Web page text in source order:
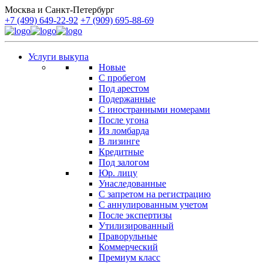
Москва и Санкт-Петербург
+7 (499) 649-22-92 +7 (909) 695-88-69
Услуги выкупа
Новые
С пробегом
Под арестом
Подержанные
С иностранными номерами
После угона
Из ломбарда
В лизинге
Кредитные
Под залогом
Юр. лицу
Унаследованные
С запретом на регистрацию
С аннулированным учетом
После экспертизы
Утилизированный
Праворульные
Коммерческий
Премиум класс